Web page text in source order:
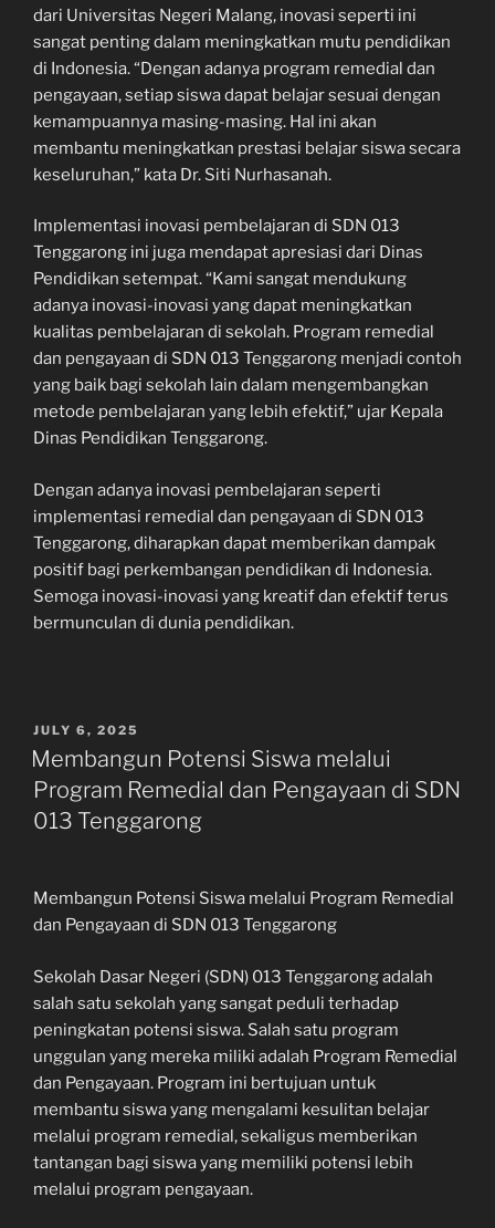
dari Universitas Negeri Malang, inovasi seperti ini
sangat penting dalam meningkatkan mutu pendidikan
di Indonesia. “Dengan adanya program remedial dan
pengayaan, setiap siswa dapat belajar sesuai dengan
kemampuannya masing-masing. Hal ini akan
membantu meningkatkan prestasi belajar siswa secara
keseluruhan,” kata Dr. Siti Nurhasanah.
Implementasi inovasi pembelajaran di SDN 013
Tenggarong ini juga mendapat apresiasi dari Dinas
Pendidikan setempat. “Kami sangat mendukung
adanya inovasi-inovasi yang dapat meningkatkan
kualitas pembelajaran di sekolah. Program remedial
dan pengayaan di SDN 013 Tenggarong menjadi contoh
yang baik bagi sekolah lain dalam mengembangkan
metode pembelajaran yang lebih efektif,” ujar Kepala
Dinas Pendidikan Tenggarong.
Dengan adanya inovasi pembelajaran seperti
implementasi remedial dan pengayaan di SDN 013
Tenggarong, diharapkan dapat memberikan dampak
positif bagi perkembangan pendidikan di Indonesia.
Semoga inovasi-inovasi yang kreatif dan efektif terus
bermunculan di dunia pendidikan.
POSTED
ON
JULY 6, 2025
Membangun Potensi Siswa melalui
Program Remedial dan Pengayaan di SDN
013 Tenggarong
Membangun Potensi Siswa melalui Program Remedial
dan Pengayaan di SDN 013 Tenggarong
Sekolah Dasar Negeri (SDN) 013 Tenggarong adalah
salah satu sekolah yang sangat peduli terhadap
peningkatan potensi siswa. Salah satu program
unggulan yang mereka miliki adalah Program Remedial
dan Pengayaan. Program ini bertujuan untuk
membantu siswa yang mengalami kesulitan belajar
melalui program remedial, sekaligus memberikan
tantangan bagi siswa yang memiliki potensi lebih
melalui program pengayaan.